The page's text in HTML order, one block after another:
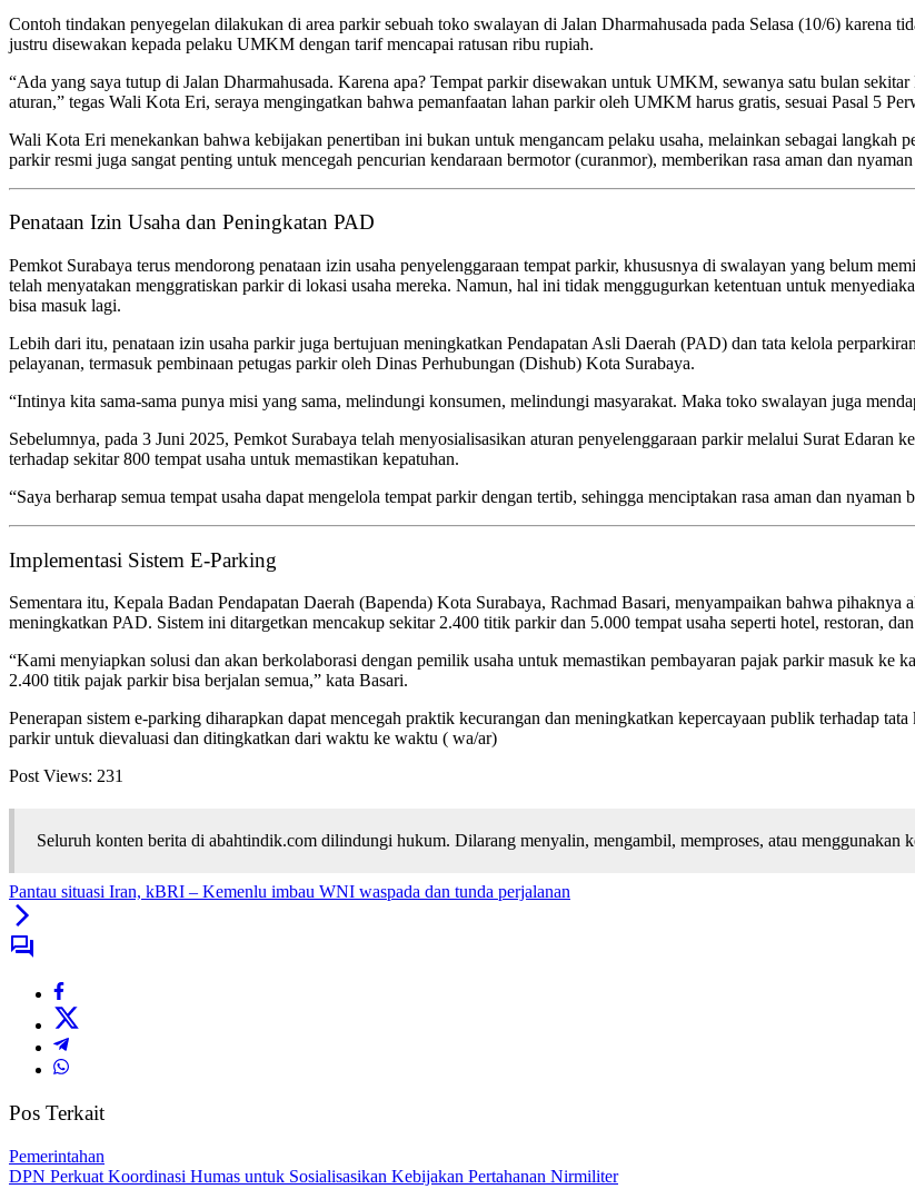
Contoh tindakan penyegelan dilakukan di area parkir sebuah toko swalayan di Jalan Dharmahusada pada Selasa (10/6) karena
justru disewakan kepada pelaku UMKM dengan tarif mencapai ratusan ribu rupiah.
“Ada yang saya tutup di Jalan Dharmahusada. Karena apa? Tempat parkir disewakan untuk UMKM, sewanya satu bulan
aturan,” tegas Wali Kota Eri, seraya mengingatkan bahwa pemanfaatan lahan parkir oleh UMKM harus gratis, sesuai Pasal 5
Wali Kota Eri menekankan bahwa kebijakan penertiban ini bukan untuk mengancam pelaku usaha, melainkan sebagai langkah
parkir resmi juga sangat penting untuk mencegah pencurian kendaraan bermotor (curanmor), memberikan rasa aman dan
Penataan Izin Usaha dan Peningkatan PAD
Pemkot Surabaya terus mendorong penataan izin usaha penyelenggaraan tempat parkir, khususnya di swalayan yang belum
telah menyatakan menggratiskan parkir di lokasi usaha mereka. Namun, hal ini tidak menggugurkan ketentuan untuk
bisa masuk lagi.
Lebih dari itu, penataan izin usaha parkir juga bertujuan meningkatkan Pendapatan Asli Daerah (PAD) dan tata kelola
pelayanan, termasuk pembinaan petugas parkir oleh Dinas Perhubungan (Dishub) Kota Surabaya.
“Intinya kita sama-sama punya misi yang sama, melindungi konsumen, melindungi masyarakat. Maka toko swalayan juga
Sebelumnya, pada 3 Juni 2025, Pemkot Surabaya telah menyosialisasikan aturan penyelenggaraan parkir melalui Surat Edaran
terhadap sekitar 800 tempat usaha untuk memastikan kepatuhan.
“Saya berharap semua tempat usaha dapat mengelola tempat parkir dengan tertib, sehingga menciptakan rasa aman dan
Implementasi Sistem E-Parking
Sementara itu, Kepala Badan Pendapatan Daerah (Bapenda) Kota Surabaya, Rachmad Basari, menyampaikan bahwa
meningkatkan PAD. Sistem ini ditargetkan mencakup sekitar 2.400 titik parkir dan 5.000 tempat usaha seperti hotel, restoran,
“Kami menyiapkan solusi dan akan berkolaborasi dengan pemilik usaha untuk memastikan pembayaran pajak parkir masuk ke
2.400 titik pajak parkir bisa berjalan semua,” kata Basari.
Penerapan sistem e-parking diharapkan dapat mencegah praktik kecurangan dan meningkatkan kepercayaan publik terhadap
parkir untuk dievaluasi dan ditingkatkan dari waktu ke waktu ( wa/ar)
Post Views: 231
Seluruh konten berita di abahtindik.com dilindungi hukum. Dilarang menyalin, mengambil, memproses, atau
Pantau situasi Iran, kBRI – Kemenlu imbau WNI waspada dan tunda perjalanan
Pos Terkait
Pemerintahan
DPN Perkuat Koordinasi Humas untuk Sosialisasikan Kebijakan Pertahanan Nirmiliter